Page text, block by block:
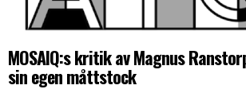
MOSAIQ:s kritik av Magnus
sin egen måttstock